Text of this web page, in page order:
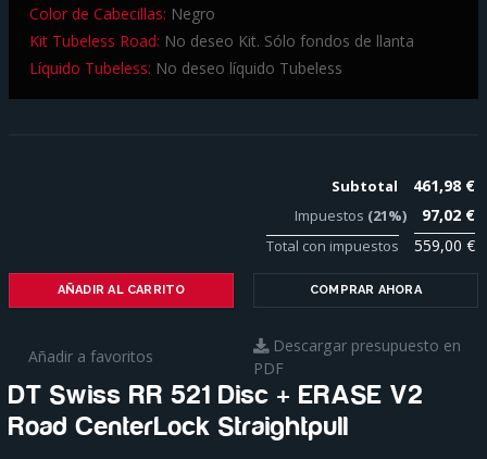
Color de Cabecillas: Negro
Kit Tubeless Road: No deseo Kit. Sólo fondos de llanta
Líquido Tubeless: No deseo líquido Tubeless
Subtotal 461,98 €
Impuestos (21%) 97,02 €
Total con impuestos 559,00 €
AÑADIR AL CARRITO COMPRAR AHORA
Añadir a favoritos
Descargar presupuesto en
PDF
DT Swiss RR 521 Disc + ERASE V2
Road CenterLock Straightpull